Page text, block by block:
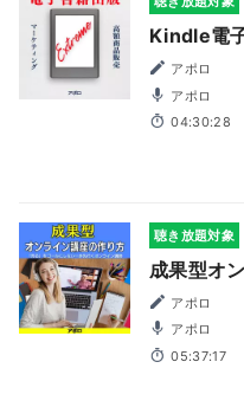
Kindle電
アポロ
アポロ
04:30:28
聴き放題対象
成果型オ
アポロ
アポロ
05:37:17